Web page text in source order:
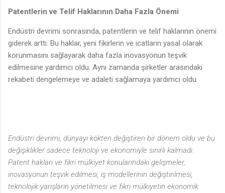
Patentlerin ve Telif Haklarının Daha Fazla Önemi
Endüstri devrimi sonrasında, patentlerin ve telif haklarının önemi
giderek arttı. Bu haklar, yeni fikirlerin ve icatların yasal olarak
korunmasını sağlayarak daha fazla inovasyonun teşvik
edilmesine yardımcı oldu. Aynı zamanda şirketler arasındaki
rekabeti dengelemeye ve adaleti sağlamaya yardımcı oldu.
Endüstri devrimi, dünyayı kökten değiştiren bir dönem oldu ve bu
değişiklikler sadece teknoloji ve ekonomiyle sınırlı kalmadı.
Patent hakları ve fikri mülkiyet konularındaki gelişmeler,
inovasyonun teşvik edilmesi, iş modellerinin değiştirilmesi,
teknolojik yarışların yönetilmesi ve fikri mülkiyetin ekonomik